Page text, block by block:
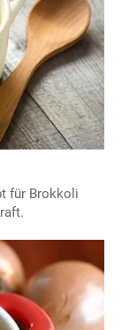
für Brokkoli